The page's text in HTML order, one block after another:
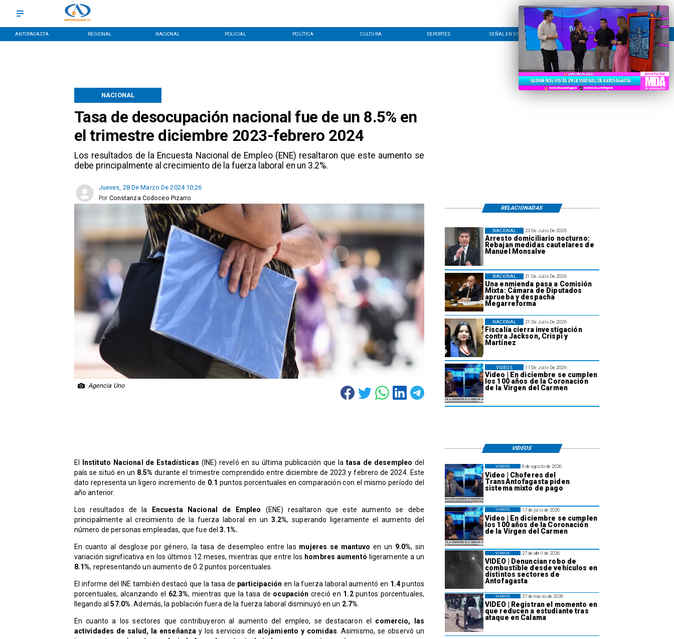
ANTOFAGASTA REGIONAL NACIONAL POLICIAL POLÍTICA CULTURA DEPORTES SEÑAL EN VIVO CONTACTO LÍNEA EDITORIAL
Tasa de desocupación nacional fue de un 8.5% en
el trimestre diciembre 2023-febrero 2024
Los resultados de la Encuesta Nacional de Empleo (ENE) resaltaron que este aumento se
debe principalmente al crecimiento de la fuerza laboral en un 3.2%.
NACIONAL
Jueves, 28 De Marzo De 2024 10:26
Constanza Codoceo Pizarro
Por
Agencia Uno
23 De Julio De 2026
Arresto domiciliario nocturno:
Rebajan medidas cautelares de
Manuel Monsalve
NACIONAL
21 De Julio De 2026
Una enmienda pasa a Comisión
Mixta: Cámara de Diputados
aprueba y despacha
Megarreforma
NACIONAL
21 De Julio De 2026
Fiscalía cierra investigación
contra Jackson, Crispi y
Martínez
NACIONAL
17 De Julio De 2026
Video | En diciembre se cumplen
los 100 años de la Coronación
de la Virgen del Carmen
VIDEOS
RELACIONADAS
​El Instituto Nacional de Estadísticas (INE) reveló en su última publicación que la tasa de desempleo del
país se situó en un 8.5% durante el trimestre comprendido entre diciembre de 2023 y febrero de 2024. Este
dato representa un ligero incremento de 0.1puntos porcentuales en comparación con el mismo período del
año anterior.
​Los resultados de la Encuesta Nacional de Empleo (ENE) resaltaron que este aumento se debe
principalmente al crecimiento de la fuerza laboral en un 3.2%, superando ligeramente el aumento del
número de personas empleadas, que fue del3.1%.
​En cuanto al desglose por género, la tasa de desempleo entre las mujeres se mantuvo en un 9.0%, sin
variación significativa en los últimos 12 meses, mientras que entre los hombres aumentó ligeramente a un
8.1%, representando un aumento de 0.2 puntos porcentuales.
​El informe del INE también destacó que la tasa de participación en la fuerza laboral aumentó en 1.4puntos
porcentuales, alcanzando el 62.3%, mientras que la tasa de ocupación creció en 1.2puntos porcentuales,
llegando al57.0% . Además, la población fuera de la fuerza laboral disminuyó en un 2.7%
​En cuanto a los sectores que contribuyeron al aumento del empleo, se destacaron el comercio, las
actividades de salud, la enseñanza y los servicios de alojamiento y comidas . Asimismo, se observó un
VIDEOS
6 de agosto de 2026
Video | Choferes del
TransAntofagasta piden
sistema mixto de pago
VIDEOS
17 de julio de 2026
Video | En diciembre se cumplen
los 100 años de la Coronación
de la Virgen del Carmen
VIDEOS
27 de abril de 2026
VIDEO | Denuncian robo de
combustible desde vehículos en
distintos sectores de
Antofagasta
VIDEOS
27 de marzo de 2026
VIDEO | Registran el momento en
que reducen a estudiante tras
ataque en Calama
VIDEOS